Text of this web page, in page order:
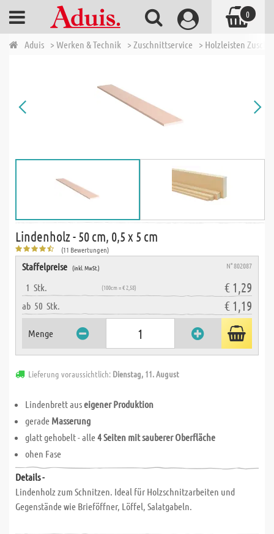
Aduis > Werken & Technik > Zuschnittservice > Holzleisten
Lindenholz - 50 cm, 0,5 x 5 cm
(11 Bewertungen)
Staffelpreise (inkl. MwSt.) N° 802087
1 Stk. (100cm = € 2,58) € 1,29
ab 50 Stk. € 1,19
Menge
Lieferung voraussichtlich: Dienstag, 11. August
Lindenbrett auseigener Produktion
gerade Masserung
glatt gehobelt - alle4 Seiten mit sauberer Oberfläche
ohen Fase
Details -
Lindenholz zum Schnitzen. Ideal für Holzschnitzarbeiten und
Gegenstände wie Brieföffner, Löffel, Salatgabeln.
0